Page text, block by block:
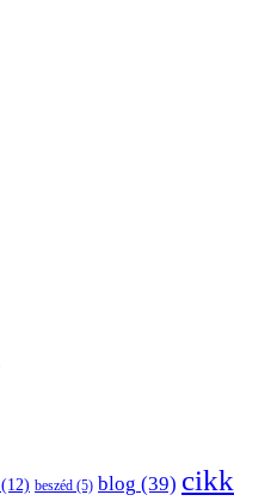
(12) beszéd (5) blog (39) cikk